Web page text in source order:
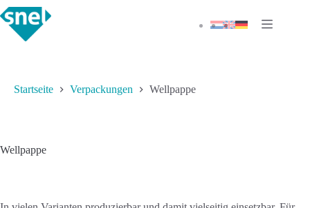
Zum
Inhalt
springen
Startseite Verpackungen Wellpappe
Wellpappe